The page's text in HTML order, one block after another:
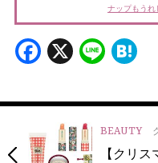
ナップもうれ
Facebook
X Line
BEAUTY
【クリ